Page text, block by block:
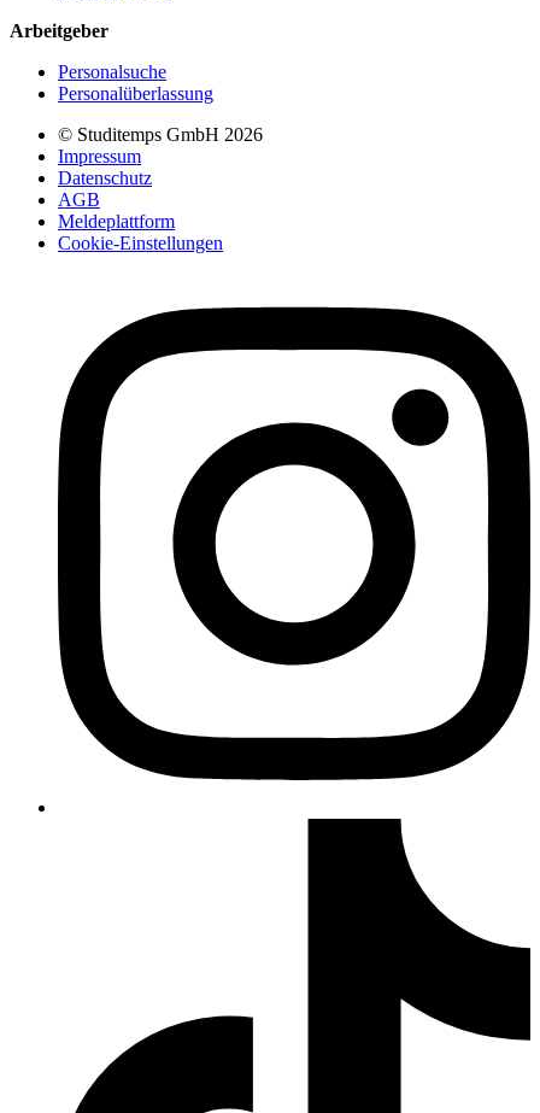
Arbeitgeber
Personalsuche
Personalüberlassung
© Studitemps GmbH 2026
Impressum
Datenschutz
AGB
Meldeplattform
Cookie-Einstellungen